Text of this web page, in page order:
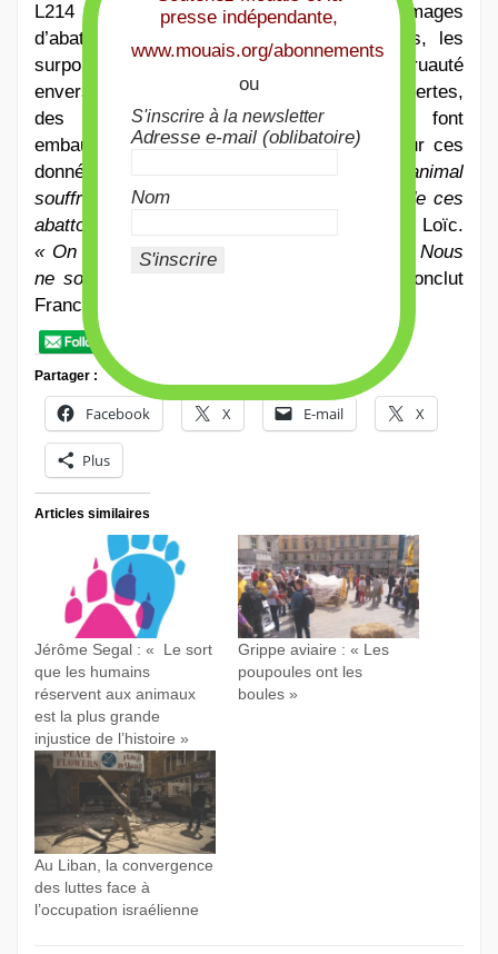
L214 s’est fait connaître en diffusant des images
d’abattoir, montrant des pratiques interdites, les
surpopulations, les bêtes agonisantes, la cruauté
envers l’animal. Souvent des lanceurs d’alertes,
des repentis, ou des militants qui se font
embaucher, parviennent à mettre la main sur ces
données et les révèlent au grand jour.
« L’animal
souffre mais l’humain aussi. Les employés de ces
abattoirs sont aussi des victimes »
, nous dit Loïc.
« On fait de l’information, en étant pacifique. Nous
ne sommes pas dans la culpabilisation »
, conclut
Francis.
Partager :
Facebook X E-mail X
Plus
Articles similaires
Jérôme Segal : « Le sort
que les humains
réservent aux animaux
est la plus grande
injustice de l’histoire »
Grippe aviaire : « Les
poupoules ont les
boules »
Au Liban, la convergence
des luttes face à
l’occupation israélienne
presse indépendante,
www.mouais.org/abonnements
ou
S'inscrire à la newsletter
Adresse e-mail (oblibatoire)
Nom